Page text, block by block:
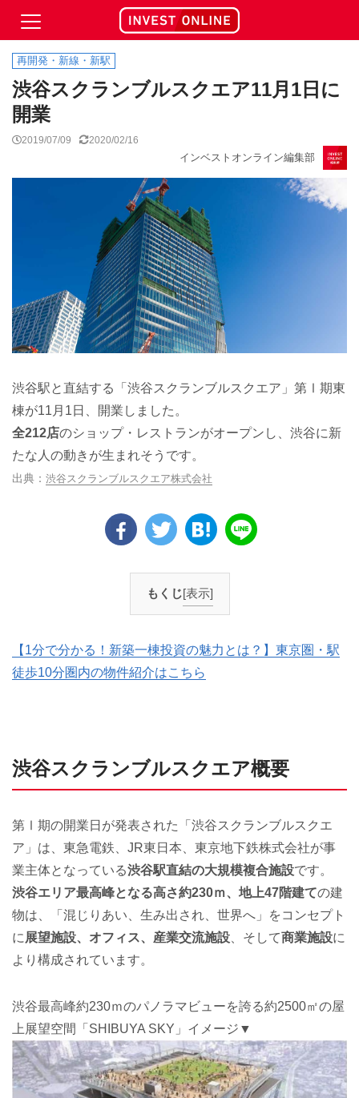
再開発・新線・新駅
渋谷スクランブルスクエア11月1日に
開業
2019/07/09 2020/02/16
インベストオンライン編集部
渋谷駅と直結する「渋谷スクランブルスクエア」第Ⅰ期東
棟が11月1日、開業しました。
全212店のショップ・レストランがオープンし、渋谷に新
たな人の動きが生まれそうです。
渋谷スクランブルスクエア株式会社
もくじ[表示]
【1分で分かる！新築一棟投資の魅力とは？】東京圏・駅
徒歩10分圏内の物件紹介はこちら
渋谷スクランブルスクエア概要
第Ⅰ期の開業日が発表された「渋谷スクランブルスクエ
ア」は、東急電鉄、JR東日本、東京地下鉄株式会社が事
業主体となっている渋谷駅直結の大規模複合施設です。
渋谷エリア最高峰となる高さ約230ｍ、地上47階建ての建
物は、「混じりあい、生み出され、世界へ」をコンセプト
に展望施設、オフィス、産業交流施設、そして商業施設に
より構成されています。
渋谷最高峰約230ｍのパノラマビューを誇る約2500㎡の屋
上展望空間「SHIBUYA SKY」イメージ▼